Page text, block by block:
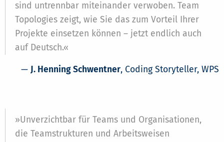
sind untrennbar miteinander verwoben. Team
Topologies zeigt, wie Sie das zum Vorteil Ihrer
Projekte einsetzen können – jetzt endlich auch
auf Deutsch.«
— J. Henning Schwentner, Coding Storyteller, WPS
»Unverzichtbar für Teams und Organisationen,
die Teamstrukturen und Arbeitsweisen